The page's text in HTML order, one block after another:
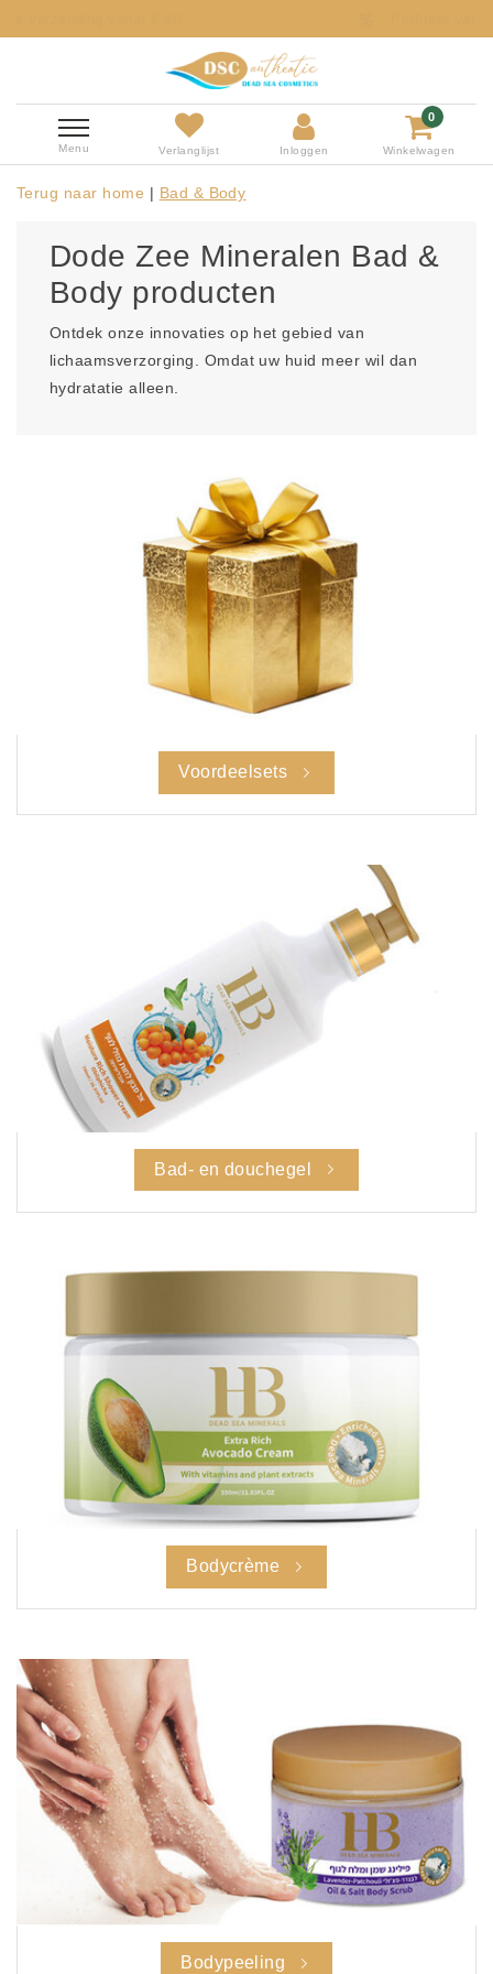
Menu Verlanglijst Inloggen
0
Winkelwagen
Terug naar home | Bad & Body
Dode Zee Mineralen Bad &
Body producten
Ontdek onze innovaties op het gebied van
lichaamsverzorging. Omdat uw huid meer wil dan
hydratatie alleen.
Voordeelsets
Bad- en douchegel
Bodycrème
Bodypeeling